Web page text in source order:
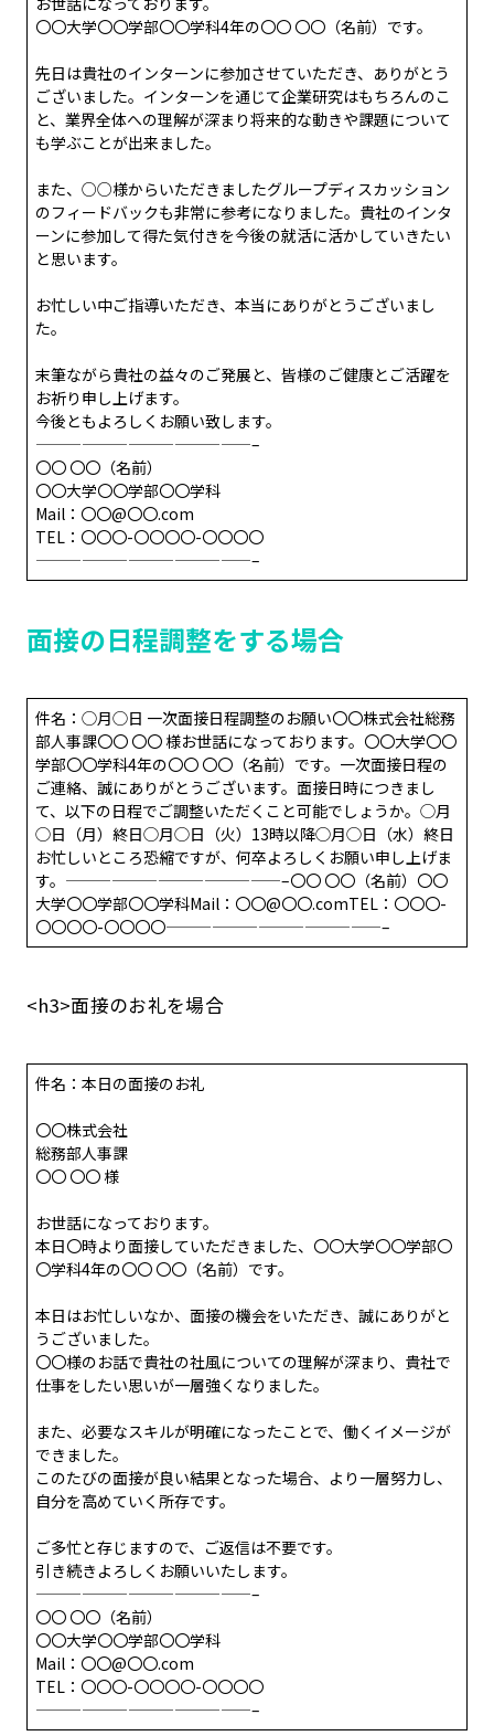
〇〇大学〇〇学部〇〇学科4年の〇〇 〇〇（名前）です。
先日は貴社のインターンに参加させていただき、ありがとう
ございました。インターンを通じて企業研究はもちろんのこ
と、業界全体への理解が深まり将来的な動きや課題について
も学ぶことが出来ました。
また、○○様からいただきましたグループディスカッション
のフィードバックも非常に参考になりました。貴社のインタ
ーンに参加して得た気付きを今後の就活に活かしていきたい
と思います。
お忙しい中ご指導いただき、本当にありがとうございまし
た。
末筆ながら貴社の益々のご発展と、皆様のご健康とご活躍を
お祈り申し上げます。
今後ともよろしくお願い致します。
——————————————–
〇〇 〇〇（名前）
〇〇大学〇〇学部〇〇学科
Mail：〇〇@〇〇.com
TEL：〇〇〇-〇〇〇〇-〇〇〇〇
——————————————–
面接の日程調整をする場合
件名：◯月◯日 一次面接日程調整のお願い〇〇株式会社総務
部人事課〇〇 〇〇 様お世話になっております。〇〇大学〇〇
学部〇〇学科4年の〇〇 〇〇（名前）です。一次面接日程の
ご連絡、誠にありがとうございます。面接日時につきまし
て、以下の日程でご調整いただくこと可能でしょうか。◯月
◯日（月）終日◯月◯日（火）13時以降◯月◯日（水）終日
お忙しいところ恐縮ですが、何卒よろしくお願い申し上げま
す。——————————————–〇〇 〇〇（名前）〇〇
大学〇〇学部〇〇学科Mail：〇〇@〇〇.comTEL：〇〇〇-
〇〇〇〇-〇〇〇〇——————————————–
<h3>面接のお礼を場合
件名：本日の面接のお礼
〇〇株式会社
総務部人事課
〇〇 〇〇 様
お世話になっております。
本日〇時より面接していただきました、〇〇大学〇〇学部〇
〇学科4年の〇〇 〇〇（名前）です。
本日はお忙しいなか、面接の機会をいただき、誠にありがと
うございました。
〇〇様のお話で貴社の社風についての理解が深まり、貴社で
仕事をしたい思いが一層強くなりました。
また、必要なスキルが明確になったことで、働くイメージが
できました。
このたびの面接が良い結果となった場合、より一層努力し、
自分を高めていく所存です。
ご多忙と存じますので、ご返信は不要です。
引き続きよろしくお願いいたします。
——————————————–
〇〇 〇〇（名前）
〇〇大学〇〇学部〇〇学科
Mail：〇〇@〇〇.com
TEL：〇〇〇-〇〇〇〇-〇〇〇〇
——————————————–